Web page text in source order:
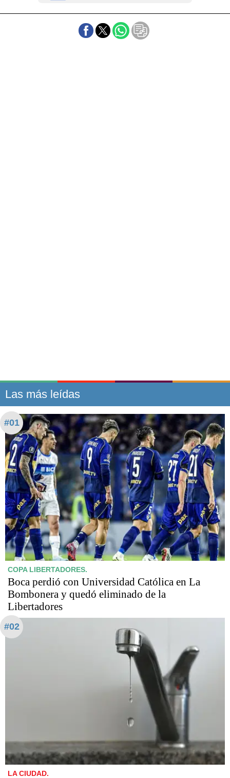
Las más leídas
#01
COPA LIBERTADORES.
Boca perdió con Universidad Católica en La
Bombonera y quedó eliminado de la
Libertadores
#02
LA CIUDAD.